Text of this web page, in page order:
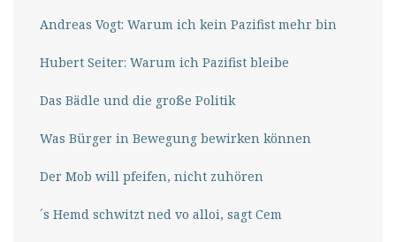
Andreas Vogt: Warum ich kein Pazifist mehr bin
Hubert Seiter: Warum ich Pazifist bleibe
Das Bädle und die große Politik
Was Bürger in Bewegung bewirken können
Der Mob will pfeifen, nicht zuhören
´s Hemd schwitzt ned vo alloi, sagt Cem